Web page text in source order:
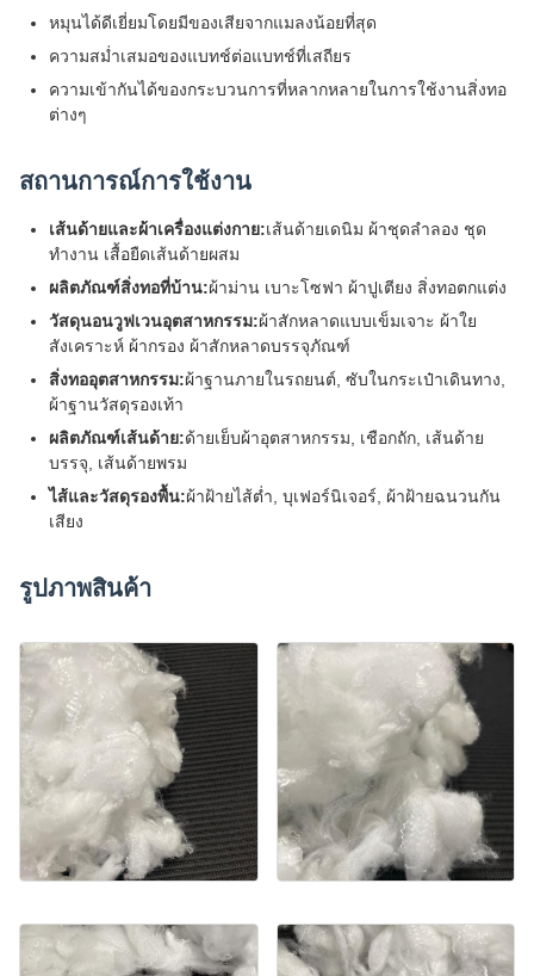
หมุนได้ดีเยี่ยมโดยมีของเสียจากแมลงน้อยที่สุด
ความสม่ำเสมอของแบทช์ต่อแบทช์ที่เสถียร
ความเข้ากันได้ของกระบวนการที่หลากหลายในการใช้งานสิ่งทอ
ต่างๆ
สถานการณ์การใช้งาน
เส้นด้ายและผ้าเครื่องแต่งกาย:เส้นด้ายเดนิม ผ้าชุดลำลอง ชุด
ทำงาน เสื้อยืดเส้นด้ายผสม
ผลิตภัณฑ์สิ่งทอที่บ้าน:ผ้าม่าน เบาะโซฟา ผ้าปูเตียง สิ่งทอตกแต่ง
วัสดุนอนวูฟเวนอุตสาหกรรม:ผ้าสักหลาดแบบเข็มเจาะ ผ้าใย
สังเคราะห์ ผ้ากรอง ผ้าสักหลาดบรรจุภัณฑ์
สิ่งทออุตสาหกรรม:ผ้าฐานภายในรถยนต์, ซับในกระเป๋าเดินทาง,
ผ้าฐานวัสดุรองเท้า
ผลิตภัณฑ์เส้นด้าย:ด้ายเย็บผ้าอุตสาหกรรม, เชือกถัก, เส้นด้าย
บรรจุ, เส้นด้ายพรม
ไส้และวัสดุรองพื้น:ผ้าฝ้ายไส้ต่ำ, บุเฟอร์นิเจอร์, ผ้าฝ้ายฉนวนกัน
เสียง
รูปภาพสินค้า